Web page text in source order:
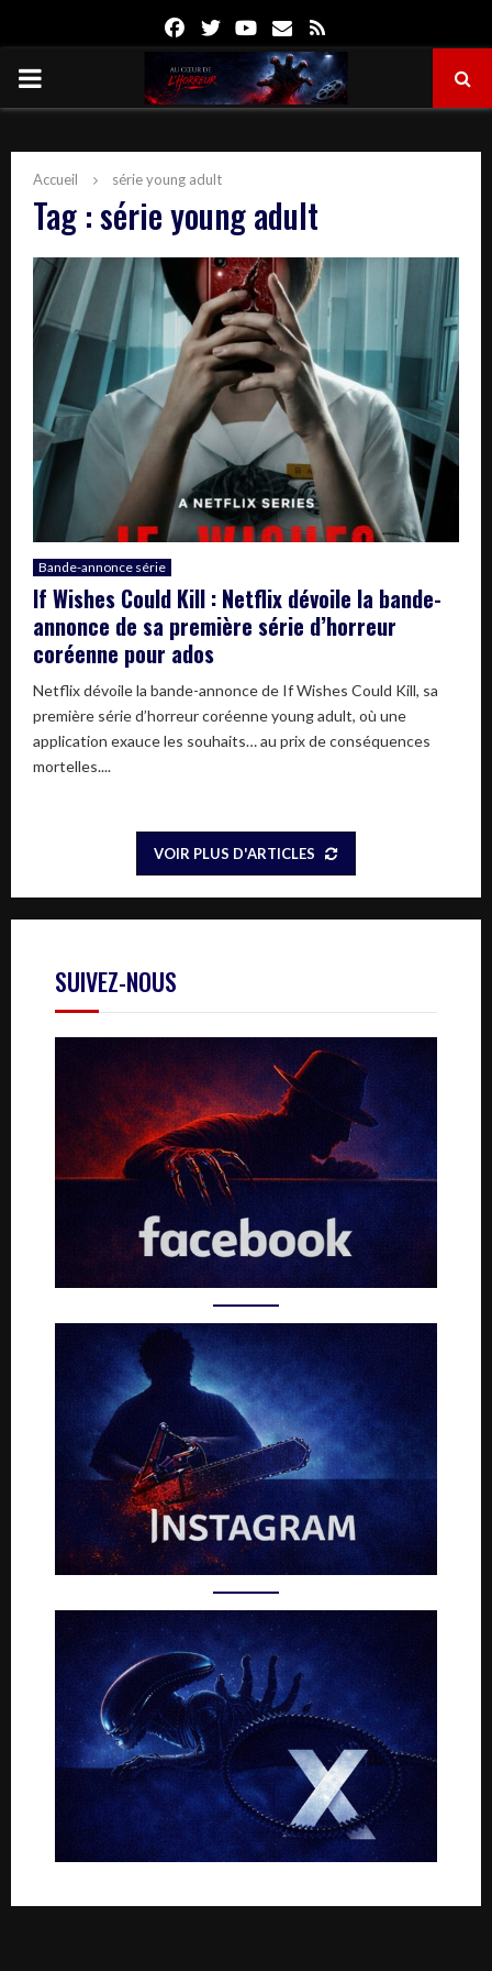
FacebookTwitterYoutube
Email
PRIMARY
Accueil série young adult
Tag : série young adult
Bande-annonce série
If Wishes Could Kill : Netflix dévoile la bande-
annonce de sa première série d’horreur
coréenne pour ados
Netflix dévoile la bande-annonce de If Wishes Could Kill, sa
première série d’horreur coréenne young adult, où une
application exauce les souhaits… au prix de conséquences
mortelles....
VOIR PLUS D'ARTICLES
SUIVEZ-NOUS